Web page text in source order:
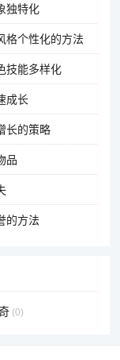
独特化
格个性化的方法
技能多样化
成长
长的策略
品
的方法
(0)